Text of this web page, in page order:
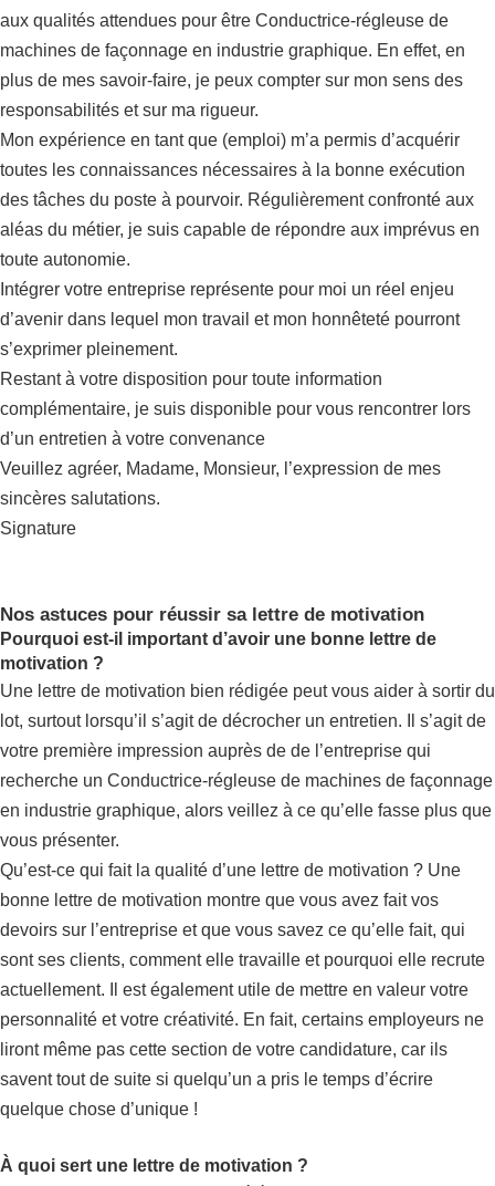
aux qualités attendues pour être Conductrice-régleuse de
machines de façonnage en industrie graphique. En effet, en
plus de mes savoir-faire, je peux compter sur mon sens des
responsabilités et sur ma rigueur.
Mon expérience en tant que (emploi) m’a permis d’acquérir
toutes les connaissances nécessaires à la bonne exécution
des tâches du poste à pourvoir. Régulièrement confronté aux
aléas du métier, je suis capable de répondre aux imprévus en
toute autonomie.
Intégrer votre entreprise représente pour moi un réel enjeu
d’avenir dans lequel mon travail et mon honnêteté pourront
s’exprimer pleinement.
Restant à votre disposition pour toute information
complémentaire, je suis disponible pour vous rencontrer lors
d’un entretien à votre convenance
Veuillez agréer, Madame, Monsieur, l’expression de mes
sincères salutations.
Signature
Nos astuces pour réussir sa lettre de motivation
Pourquoi est-il important d’avoir une bonne lettre de
motivation ?
Une lettre de motivation bien rédigée peut vous aider à sortir du
lot, surtout lorsqu’il s’agit de décrocher un entretien. Il s’agit de
votre première impression auprès de de l’entreprise qui
recherche un Conductrice-régleuse de machines de façonnage
en industrie graphique, alors veillez à ce qu’elle fasse plus que
vous présenter.
Qu’est-ce qui fait la qualité d’une lettre de motivation ? Une
bonne lettre de motivation montre que vous avez fait vos
devoirs sur l’entreprise et que vous savez ce qu’elle fait, qui
sont ses clients, comment elle travaille et pourquoi elle recrute
actuellement. Il est également utile de mettre en valeur votre
personnalité et votre créativité. En fait, certains employeurs ne
liront même pas cette section de votre candidature, car ils
savent tout de suite si quelqu’un a pris le temps d’écrire
quelque chose d’unique !
À quoi sert une lettre de motivation ?